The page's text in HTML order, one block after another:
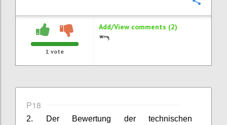
1 vote
Add/View comments (2)
P18
2. Der Bewertung der technischen